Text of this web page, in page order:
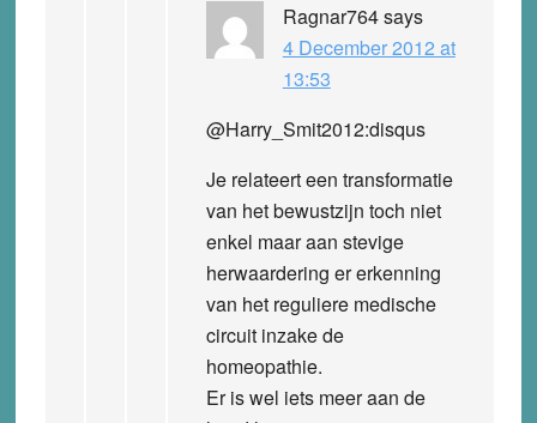
Ragnar764says
4 December 2012 at
13:53
@Harry_Smit2012:disqus
Je relateert een transformatie
van het bewustzijn toch niet
enkel maar aan stevige
herwaardering er erkenning
van het reguliere medische
circuit inzake de
homeopathie.
Er is wel iets meer aan de